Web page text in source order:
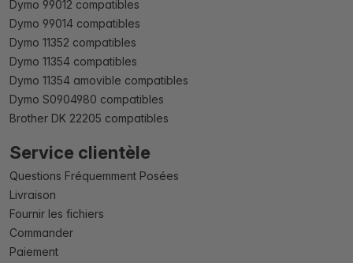
Dymo 99012 compatibles
Dymo 99014 compatibles
Dymo 11352 compatibles
Dymo 11354 compatibles
Dymo 11354 amovible compatibles
Dymo S0904980 compatibles
Brother DK 22205 compatibles
Service clientèle
Questions Fréquemment Posées
Livraison
Fournir les fichiers
Commander
Paiement